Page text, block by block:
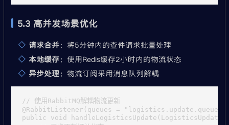
5.3 高并发场景优化
请求合并：将5分钟内的查件请求批量处理
本地缓存：使用Redis缓存2小时内的物流状态
异步处理：物流订阅采用消息队列解耦
// 使用RabbitMQ解耦物流更新
@RabbitListener(queues = "logistics.update.queue")
public void